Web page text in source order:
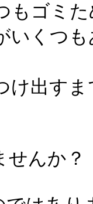
ゴミ
くつ
出す
せんか？